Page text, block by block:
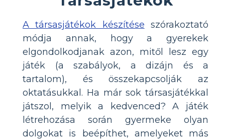
A társasjátékok készítése szórakoztató
módja annak, hogy a gyerekek
elgondolkodjanak azon, mitől lesz egy
játék (a szabályok, a dizájn és a
tartalom), és összekapcsolják az
oktatásukkal. Ha már sok társasjátékkal
játszol, melyik a kedvenced? A játék
létrehozása során gyermeke olyan
dolgokat is beépíthet, amelyeket más